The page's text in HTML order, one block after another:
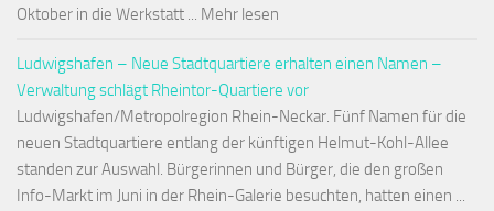
Oktober in die Werkstatt ... Mehr lesen
Ludwigshafen – Neue Stadtquartiere erhalten einen Namen –
Verwaltung schlägt Rheintor-Quartiere vor
Ludwigshafen/Metropolregion Rhein-Neckar. Fünf Namen für die
neuen Stadtquartiere entlang der künftigen Helmut-Kohl-Allee
standen zur Auswahl. Bürgerinnen und Bürger, die den großen
Info-Markt im Juni in der Rhein-Galerie besuchten, hatten einen ...